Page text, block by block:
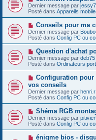
s
a
g
e
u
m
e
s
s
a
g
e
o
u
v
a
u
m
e
s
s
a
g
e
Dernier message par
Posté dans Appareils
N
o
u
v
a
u
m
e
s
s
a
g
e
Conseils pour ma
Dernier message par
Posté dans Config PC ou
N
o
u
v
a
u
m
e
s
s
a
g
e
Question d'achat
Dernier message par deb75
Posté dans Ordinateurs
N
u
v
e
a
u
m
e
s
s
Configuration pour
vos conseils
Dernier message par henri.r
Posté dans Config PC ou
N
o
u
v
Shéma RGB
Dernier message par
Posté dans Config PC ou
Nénigme bios -